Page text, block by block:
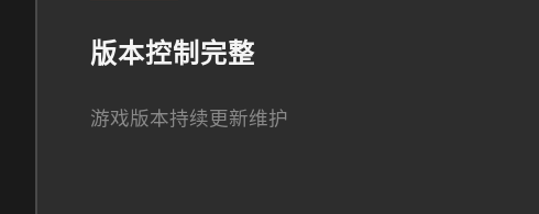
版本控制完整
游戏版本持续更新维护